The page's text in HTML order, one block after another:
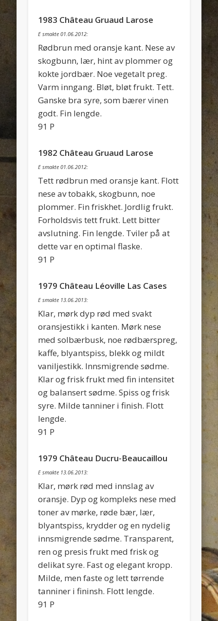
1983 Château Gruaud Larose
E smakte 01.06.2012:
Rødbrun med oransje kant. Nese av
skogbunn, lær, hint av plommer og
kokte jordbær. Noe vegetalt preg.
Varm inngang. Bløt, bløt frukt. Tett.
Ganske bra syre, som bærer vinen
godt. Fin lengde.
91 P
1982 Château Gruaud Larose
E smakte 01.06.2012:
Tett rødbrun med oransje kant. Flott
nese av tobakk, skogbunn, noe
plommer. Fin friskhet. Jordlig frukt.
Forholdsvis tett frukt. Lett bitter
avslutning. Fin lengde. Tviler på at
dette var en optimal flaske.
91 P
1979 Château Léoville Las Cases
E smakte 13.06.2013:
Klar, mørk dyp rød med svakt
oransjestikk i kanten. Mørk nese
med solbærbusk, noe rødbærspreg,
kaffe, blyantspiss, blekk og mildt
vaniljestikk. Innsmigrende sødme.
Klar og frisk frukt med fin intensitet
og balansert sødme. Spiss og frisk
syre. Milde tanniner i finish. Flott
lengde.
91 P
1979 Château Ducru-Beaucaillou
E smakte 13.06.2013:
Klar, mørk rød med innslag av
oransje. Dyp og kompleks nese med
toner av mørke, røde bær, lær,
blyantspiss, krydder og en nydelig
innsmigrende sødme. Transparent,
ren og presis frukt med frisk og
delikat syre. Fast og elegant kropp.
Milde, men faste og lett tørrende
tanniner i fininsh. Flott lengde.
91 P